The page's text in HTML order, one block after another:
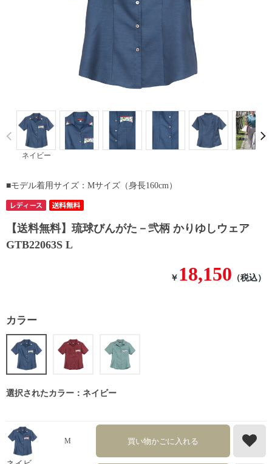
ネイビー
Prev
【送料無料】琉球びんがた－弐柄 かりゆしウェア
GTB22063S L
￥ 18,150 （税込）
カラー
選択されたカラー：ネイビー
M 買い物かごに入れる
■モデル着用サイズ：Mサイズ（身長160cm）